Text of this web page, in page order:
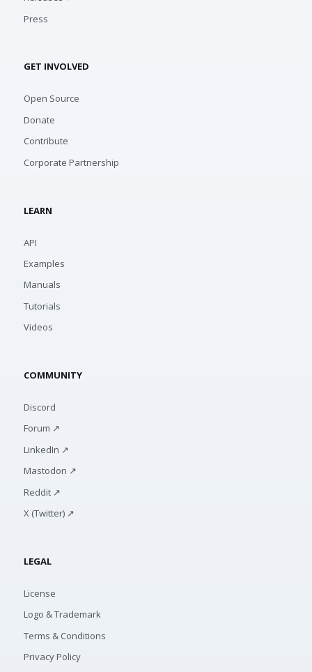
Press
GET INVOLVED
Open Source
Donate
Contribute
Corporate Partnership
LEARN
API
Examples
Manuals
Tutorials
Videos
COMMUNITY
Discord
Forum ↗
LinkedIn ↗
Mastodon ↗
Reddit ↗
X (Twitter) ↗
LEGAL
License
Logo & Trademark
Terms & Conditions
Privacy Policy